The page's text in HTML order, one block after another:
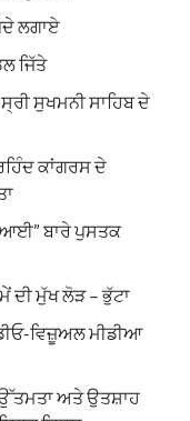
ਲਗਾਏ
ਜਿੱਤੇ
ਸੁਖਮਨੀ ਸਾਹਿਬ ਦੇ
ਕਾਂਗਰਸ ਦੇ
ਆਈ” ਬਾਰੇ ਪੁਸਤਕ
ਦੀ ਮੁੱਖ ਲੋੜ – ਭੁੱਟਾ
ਵਿਜ਼ੂਅਲ ਮੀਡੀਆ
ਅਤੇ ਉਤਸ਼ਾਹ